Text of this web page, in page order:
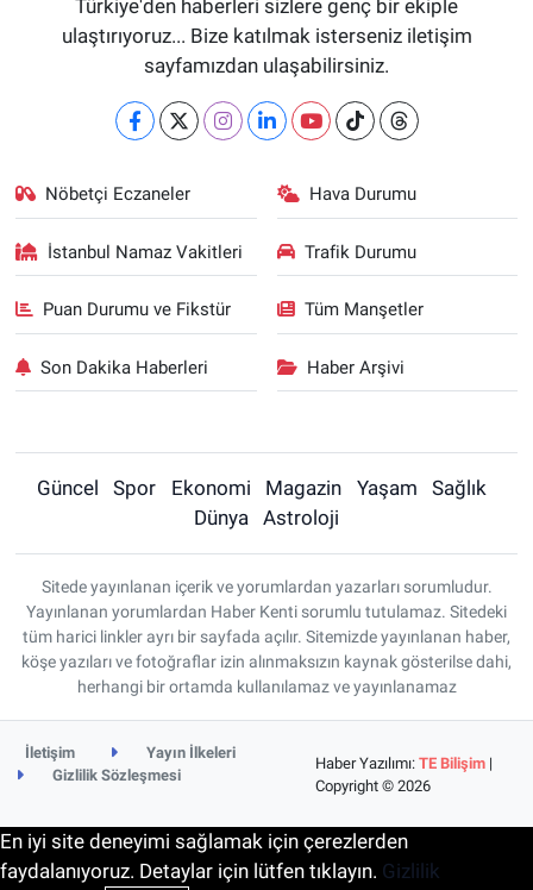
Türkiye'den haberleri sizlere genç bir ekiple
ulaştırıyoruz... Bize katılmak isterseniz iletişim
sayfamızdan ulaşabilirsiniz.
Nöbetçi Eczaneler Hava Durumu
İstanbul Namaz Vakitleri Trafik Durumu
Puan Durumu ve Fikstür Tüm Manşetler
Son Dakika Haberleri Haber Arşivi
Güncel Spor Ekonomi Magazin Yaşam
Sağlık
Dünya
Astroloji
Sitede yayınlanan içerik ve yorumlardan yazarları sorumludur.
Yayınlanan yorumlardan Haber Kenti sorumlu tutulamaz. Sitedeki
tüm harici linkler ayrı bir sayfada açılır. Sitemizde yayınlanan haber,
köşe yazıları ve fotoğraflar izin alınmaksızın kaynak gösterilse dahi,
herhangi bir ortamda kullanılamaz ve yayınlanamaz
İletişim
Yayın İlkeleri
Gizlilik Sözleşmesi
Haber Yazılımı:TE Bilişim |
Copyright © 2026
En iyi site deneyimi sağlamak için çerezlerden
faydalanıyoruz. Detaylar için lütfen tıklayın. Gizlilik